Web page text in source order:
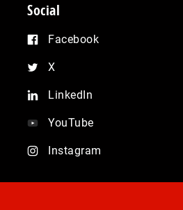
Social
Facebook
X
LinkedIn
YouTube
Instagram